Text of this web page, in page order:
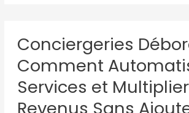
Conciergeries
Comment
Services et
Revenus Sans
Débordées
Comment
Automatiser
vos
Services